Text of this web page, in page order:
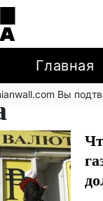
Главная
Вы